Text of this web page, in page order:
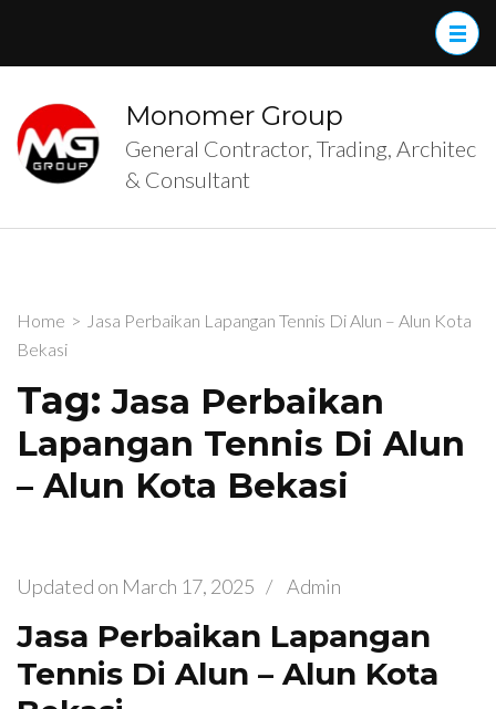
(Press
Enter)
Monomer Group
General Contractor, Trading, Architec
& Consultant
Home > Jasa Perbaikan Lapangan Tennis Di Alun – Alun Kota
Bekasi
Tag:Jasa Perbaikan
Lapangan Tennis Di Alun
– Alun Kota Bekasi
Updated on March 17, 2025 / Admin
Jasa Perbaikan Lapangan
Tennis Di Alun – Alun Kota